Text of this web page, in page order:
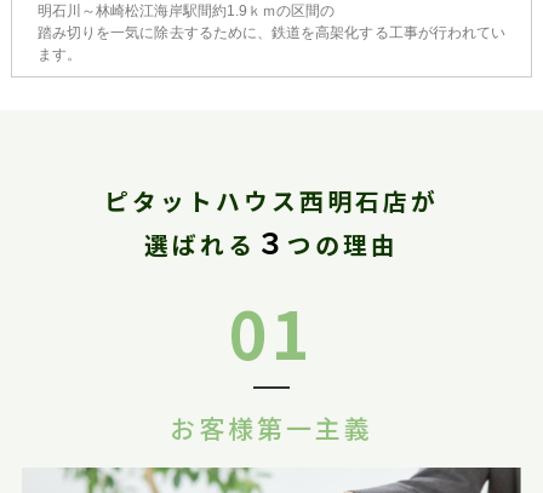
明石川～林崎松江海岸駅間約1.9ｋｍの区間の
踏み切りを一気に除去するために、鉄道を高架化する工事が行われてい
ます。
ピタットハウス西明石店が
選ばれる ３ つの理由
01
お客様第一主義